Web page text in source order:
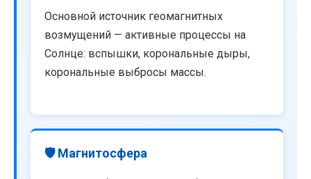
Основной источник геомагнитных
возмущений — активные процессы на
Солнце: вспышки, корональные дыры,
корональные выбросы массы.
🛡️ Магнитосфера